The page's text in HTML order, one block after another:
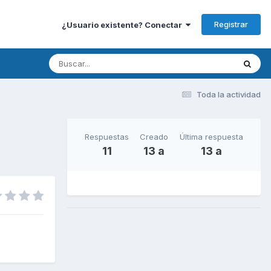
¿Usuario existente? Conectar Registrar
Toda la actividad
Respuestas
11
Creado
13 a
Última respuesta
13 a